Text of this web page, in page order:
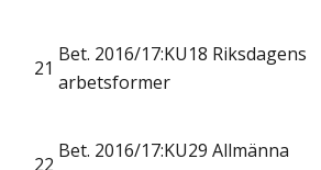
21
Bet. 2016/17:KU18 Riksdagens
arbetsformer
22
Bet. 2016/17:KU29 Allmänna